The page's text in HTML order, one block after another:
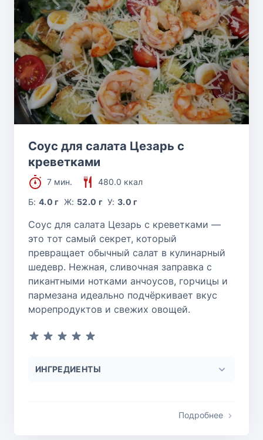
Соус для салата Цезарь с
креветками
7 мин.
480.0 ккал
Б:4.0 г Ж: 52.0 г У:3.0 г
Соус для салата Цезарь с креветками —
это тот самый секрет, который
превращает обычный салат в кулинарный
шедевр. Нежная, сливочная заправка с
пикантными нотками анчоусов, горчицы и
пармезана идеально подчёркивает вкус
морепродуктов и свежих овощей.
ИНГРЕДИЕНТЫ
Подробнее